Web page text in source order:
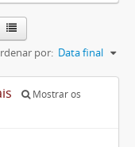
por: Data final
Mostrar os